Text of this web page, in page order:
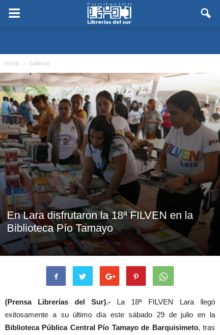
Inicio Galeria
En Lara disfrutaron la 18ª FILVEN en la
Biblioteca Pío Tamayo
(Prensa Librerías del Sur).- La 18ª FILVEN Lara llegó
exitosamente a su último día este sábado 29 de julio en la
Biblioteca Pública Central Pío Tamayo de Barquisimeto, tras